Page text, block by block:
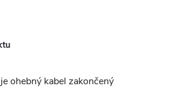
ohebný kabel zakončený